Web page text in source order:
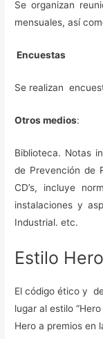
Se organizan
mensuales, así
Encuestas
Se realizan
Otros medios:
Biblioteca. Notas
de Prevención de
CD’s, incluye
instalaciones y
Industrial. etc.
Estilo
El código ético y
lugar al estilo
Hero a premios en